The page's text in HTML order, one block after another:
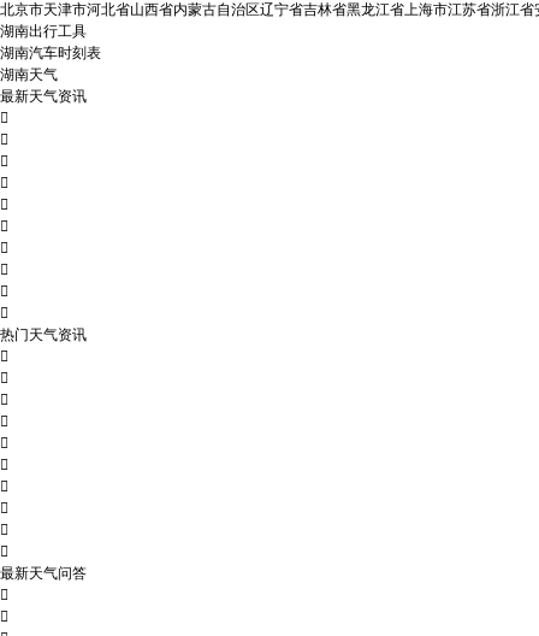
北京市天津市河北省山西省内蒙古自治区辽宁省吉林省黑龙江省上海市江苏省浙江省
湖南出行工具
湖南汽车时刻表
湖南天气
最新天气资讯










热门天气资讯










最新天气问答

